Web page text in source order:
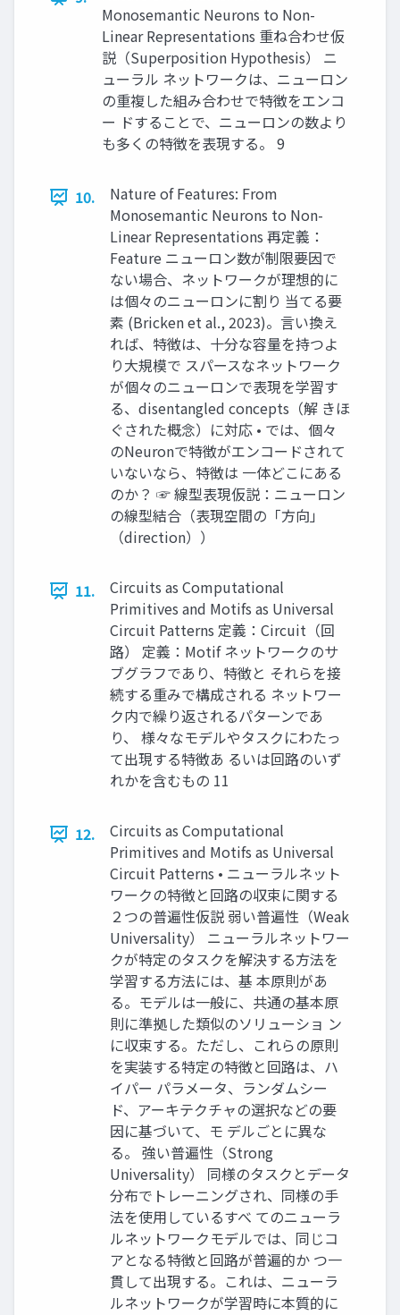
Monosemantic Neurons to Non-
Linear Representations 重ね合わせ仮
説（Superposition Hypothesis） ニ
ューラル ネットワークは、ニューロン
の重複した組み合わせで特徴をエンコ
ー ドすることで、ニューロンの数より
も多くの特徴を表現する。 9
10.
Nature of Features: From
Monosemantic Neurons to Non-
Linear Representations 再定義：
Feature ニューロン数が制限要因で
ない場合、ネットワークが理想的に
は個々のニューロンに割り 当てる要
素 (Bricken et al., 2023)。言い換え
れば、特徴は、十分な容量を持つよ
り大規模で スパースなネットワーク
が個々のニューロンで表現を学習す
る、disentangled concepts（解 きほ
ぐされた概念）に対応 • では、個々
のNeuronで特徴がエンコードされて
いないなら、特徴は 一体どこにある
のか？ ☞ 線型表現仮説：ニューロン
の線型結合（表現空間の「方向」
（direction））
11.
Circuits as Computational
Primitives and Motifs as Universal
Circuit Patterns 定義：Circuit（回
路） 定義：Motif ネットワークのサ
ブグラフであり、特徴と それらを接
続する重みで構成される ネットワー
ク内で繰り返されるパターンであ
り、 様々なモデルやタスクにわたっ
て出現する特徴あ るいは回路のいず
れかを含むもの 11
12.
Circuits as Computational
Primitives and Motifs as Universal
Circuit Patterns • ニューラルネット
ワークの特徴と回路の収束に関する
２つの普遍性仮説 弱い普遍性（Weak
Universality） ニューラルネットワー
クが特定のタスクを解決する方法を
学習する方法には、基 本原則があ
る。モデルは一般に、共通の基本原
則に準拠した類似のソリューショ ン
に収束する。ただし、これらの原則
を実装する特定の特徴と回路は、ハ
イパー パラメータ、ランダムシー
ド、アーキテクチャの選択などの要
因に基づいて、モ デルごとに異な
る。 強い普遍性（Strong
Universality） 同様のタスクとデータ
分布でトレーニングされ、同様の手
法を使用しているすべ てのニューラ
ルネットワークモデルでは、同じコ
アとなる特徴と回路が普遍的か つ一
貫して出現する。これは、ニューラ
ルネットワークが学習時に本質的に